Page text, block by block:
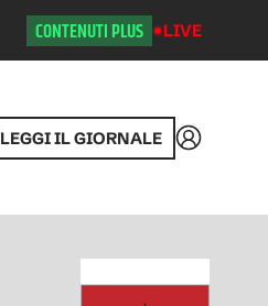
CONTENUTI PLUS LIVE
LEGGI IL GIORNALE Accedi